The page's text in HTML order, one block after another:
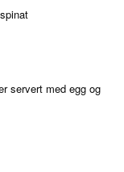
servert med egg og